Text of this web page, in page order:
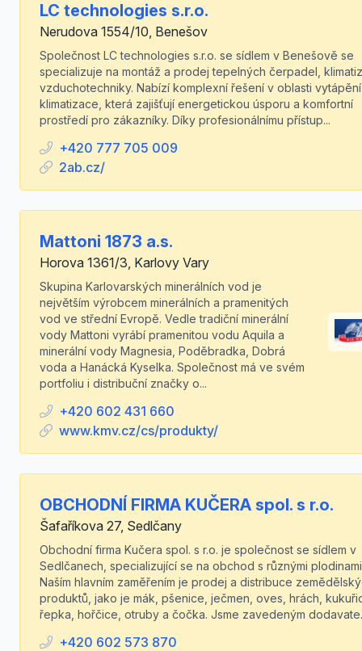
LC technologies s.r.o.
Nerudova 1554/10, Benešov
Společnost LC technologies s.r.o. se sídlem v Benešově se
specializuje na montáž a prodej tepelných čerpadel,
vzduchotechniky. Nabízí komplexní řešení v oblasti
klimatizace, která zajišťují energetickou úsporu a komfortní
prostředí pro zákazníky. Díky profesionálnímu přístup...
+420 777 705 009
2ab.cz/
Mattoni 1873 a.s.
Horova 1361/3, Karlovy Vary
Skupina Karlovarských minerálních vod je
největším výrobcem minerálních a pramenitých
vod ve střední Evropě. Vedle tradiční minerální
vody Mattoni vyrábí pramenitou vodu Aquila a
minerální vody Magnesia, Poděbradka, Dobrá
voda a Hanácká Kyselka. Společnost má ve svém
portfoliu i distribuční značky o...
+420 602 431 660
www.kmv.cz/cs/produkty/
OBCHODNÍ FIRMA KUČERA spol. s r.o.
Šafaříkova 27, Sedlčany
Obchodní firma Kučera spol. s r.o. je společnost se sídlem v
Sedlčanech, specializující se na obchod s různými
Naším hlavním zaměřením je prodej a distribuce
produktů, jako je mák, pšenice, ječmen, oves, hrách,
řepka, hořčice, otruby a čočka. Jsme zavedeným
+420 602 573 870